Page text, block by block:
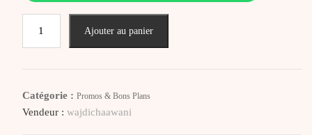
Ajouter au panier
Catégorie : Promos & Bons Plans
Vendeur : wajdichaawani